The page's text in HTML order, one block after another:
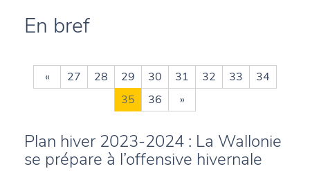
En bref
« 27 28 29 30 31 32 33
34
35
36 »
Plan hiver 2023-2024 : La Wallonie
se prépare à l’offensive hivernale